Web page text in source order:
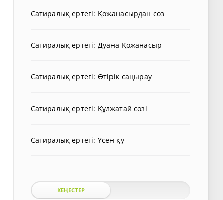
Сатиралық ертегі: Қожанасырдан сөз
Сатиралық ертегі: Дуана Қожанасыр
Сатиралық ертегі: Өтірік саңырау
Сатиралық ертегі: Құлжатай сөзі
Сатиралық ертегі: Үсен қу
КЕҢЕСТЕР